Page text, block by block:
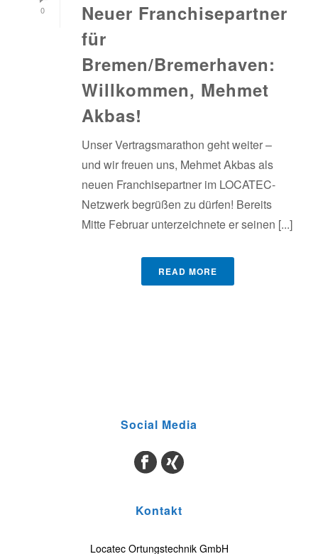
0
Neuer Franchisepartner
für
Bremen/Bremerhaven:
Willkommen, Mehmet
Akbas!
Unser Vertragsmarathon geht weiter –
und wir freuen uns, Mehmet Akbas als
neuen Franchisepartner im LOCATEC-
Netzwerk begrüßen zu dürfen! Bereits
Mitte Februar unterzeichnete er seinen [...]
READ MORE
Social Media
Kontakt
Locatec Ortungstechnik GmbH